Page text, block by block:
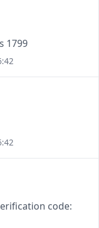
1799
code: